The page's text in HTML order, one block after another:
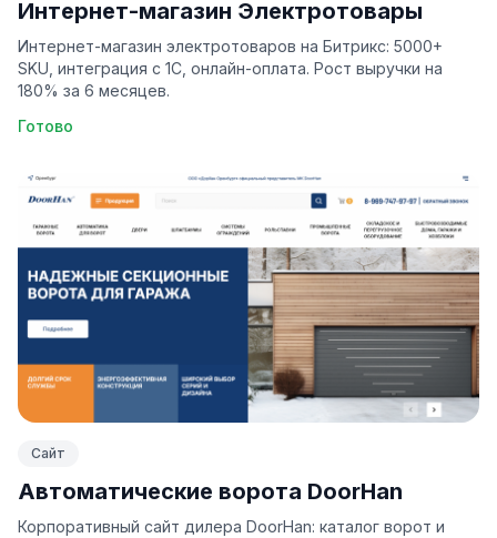
Интернет-магазин Электротовары
Интернет-магазин электротоваров на Битрикс: 5000+
SKU, интеграция с 1С, онлайн-оплата. Рост выручки на
180% за 6 месяцев.
Готово
Сайт
Автоматические ворота DoorHan
Корпоративный сайт дилера DoorHan: каталог ворот и